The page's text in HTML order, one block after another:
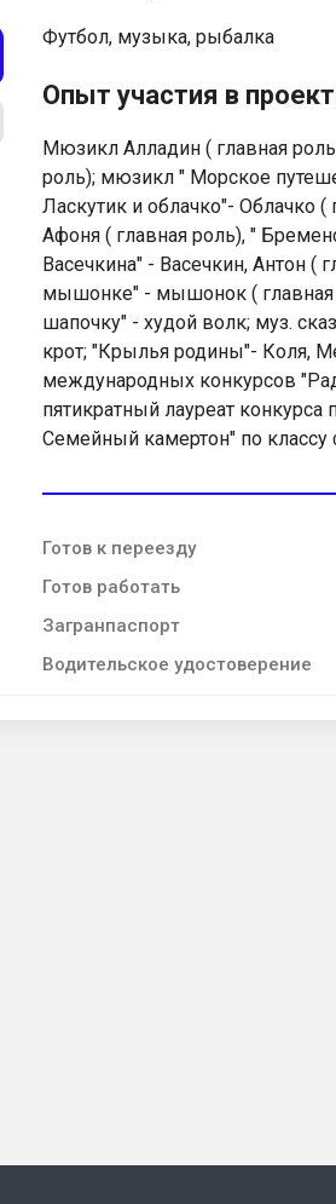
Футбол, музыка, рыбалка
Опыт участия в
Мюзикл Алладин ( главная
роль); мюзикл " Морское
Ласкутик и облачко"- Облачко
Афоня ( главная роль), "
Васечкина" - Васечкин, Антон (
мышонке" - мышонок ( главная
шапочку" - худой волк; муз.
крот; "Крылья родины"- Коля,
международных конкурсов
пятикратный лауреат конкурса
Семейный камертон" по классу
Готов к переезду
Готов работать
Загранпаспорт
Водительское удостоверение